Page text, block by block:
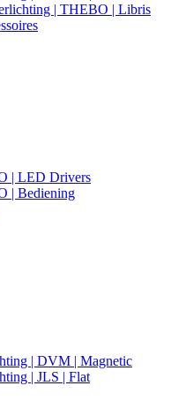
| THEBO | Libris
| LED Drivers
| Bediening
| DVM | Magnetic
| JLS | Flat